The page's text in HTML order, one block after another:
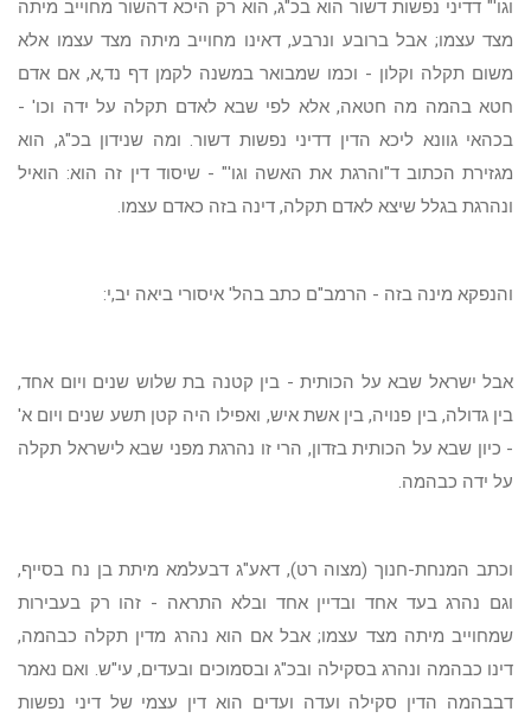
וגו'" דדיני נפשות דשור הוא בכ"ג, הוא רק היכא דהשור מחוייב מיתה
מצד עצמו; אבל ברובע ונרבע, דאינו מחוייב מיתה מצד עצמו אלא
משום תקלה וקלון - וכמו שמבואר במשנה לקמן דף נד,א, אם אדם
חטא בהמה מה חטאה, אלא לפי שבא לאדם תקלה על ידה וכו' -
בכהאי גוונא ליכא הדין דדיני נפשות דשור. ומה שנידון בכ"ג, הוא
מגזירת הכתוב ד"והרגת את האשה וגו'" - שיסוד דין זה הוא: הואיל
ונהרגת בגלל שיצא לאדם תקלה, דינה בזה כאדם עצמו.
והנפקא מינה בזה - הרמב"ם כתב בהל' איסורי ביאה יב,י:
אבל ישראל שבא על הכותית - בין קטנה בת שלוש שנים ויום אחד,
בין גדולה, בין פנויה, בין אשת איש, ואפילו היה קטן תשע שנים ויום א'
- כיון שבא על הכותית בזדון, הרי זו נהרגת מפני שבא לישראל תקלה
על ידה כבהמה.
וכתב המנחת-חנוך (מצוה רט), דאע"ג דבעלמא מיתת בן נח בסייף,
וגם נהרג בעד אחד ובדיין אחד ובלא התראה - זהו רק בעבירות
שמחוייב מיתה מצד עצמו; אבל אם הוא נהרג מדין תקלה כבהמה,
דינו כבהמה ונהרג בסקילה ובכ"ג ובסמוכים ובעדים, עי"ש. ואם נאמר
דבבהמה הדין סקילה ועדה ועדים הוא דין עצמי של דיני נפשות